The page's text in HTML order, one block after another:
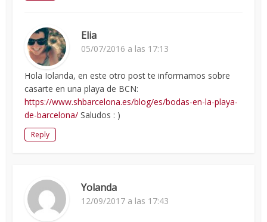
Elia
05/07/2016 a las 17:13
Hola Iolanda, en este otro post te informamos sobre
casarte en una playa de BCN:
https://www.shbarcelona.es/blog/es/bodas-en-la-playa-
de-barcelona/ Saludos : )
Reply
Yolanda
12/09/2017 a las 17:43